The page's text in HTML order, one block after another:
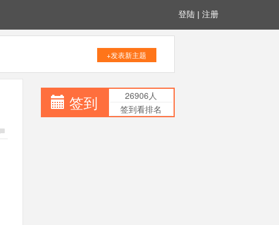
登陆 | 注册
+发表新主题
签到
26906人
签到看排名